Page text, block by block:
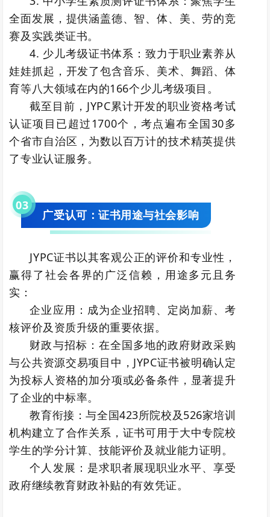
全面发展，提供涵盖德、智、体、美、劳的竞
赛及实践类证书。
4. 少儿考级证书体系：致力于职业素养从
娃娃抓起，开发了包含音乐、美术、舞蹈、体
育等八大领域在内的166个少儿考级项目。
截至目前，JYPC累计开发的职业资格考试
认证项目已超过1700个，考点遍布全国30多
个省市自治区，为数以百万计的技术精英提供
了专业认证服务。
03
广受认可：证书用途与社会影响
JYPC证书以其客观公正的评价和专业性，
赢得了社会各界的广泛信赖，用途多元且务
实：
企业应用：成为企业招聘、定岗加薪、考
核评价及资质升级的重要依据。
财政与招标：在全国多地的政府财政采购
与公共资源交易项目中，JYPC证书被明确认定
为投标人资格的加分项或必备条件，显著提升
了企业的中标率。
教育衔接：与全国423所院校及526家培训
机构建立了合作关系，证书可用于大中专院校
学生的学分计算、技能评价及就业能力证明。
个人发展：是求职者展现职业水平、享受
政府继续教育财政补贴的有效凭证。